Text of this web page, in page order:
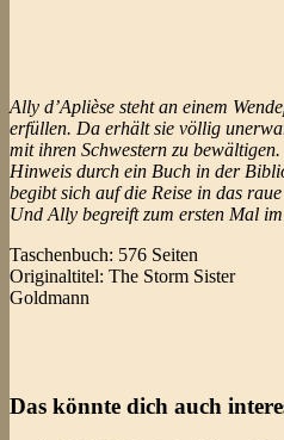
Ally d’Aplièse steht an einem
erfüllen. Da erhält sie völlig
mit ihren Schwestern zu
Hinweis durch ein Buch in der
begibt sich auf die Reise in das
Und Ally begreift zum ersten Mal
Taschenbuch: 576 Seiten
Originaltitel: The Storm Sister
Goldmann
Das könnte dich auch